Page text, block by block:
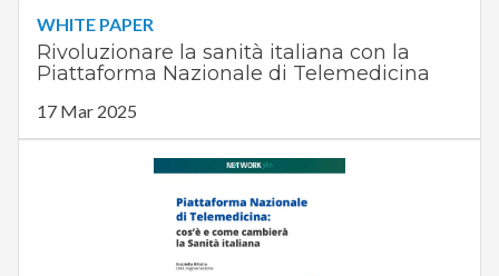
WHITE PAPER
Rivoluzionare la sanità italiana con la
Piattaforma Nazionale di Telemedicina
17 Mar 2025